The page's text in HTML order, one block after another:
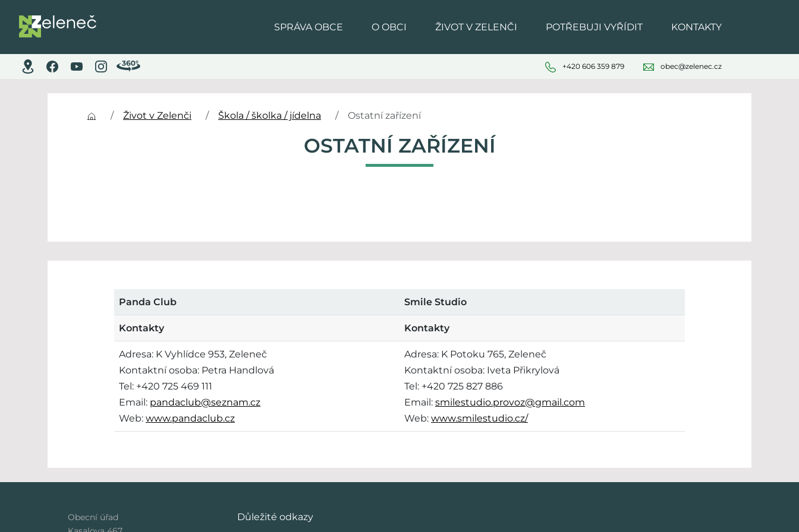
SPRÁVA OBCE O OBCI ŽIVOT V ZELENČI POTŘEBUJI VYŘÍDIT KONTAKTY
+420 606 359 879 obec@zelenec.cz
Život v Zelenči Škola / školka / jídelna Ostatní zařízení
OSTATNÍ ZAŘÍZENÍ
Panda Club Smile Studio
Kontakty Kontakty
Adresa: K Vyhlídce 953, Zeleneč
Kontaktní osoba: Petra Handlová
Tel: +420 725 469 111
Email: pandaclub@seznam.cz
Web: www.pandaclub.cz
Adresa: K Potoku 765, Zeleneč
Kontaktní osoba: Iveta Přikrylová
Tel: +420 725 827 886
Email: smilestudio.provoz@gmail.com
Web: www.smilestudio.cz/
Obecní úřad
Důležité odkazy